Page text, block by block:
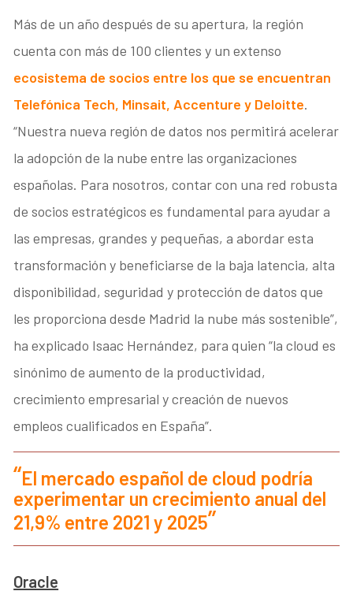
Más de un año después de su apertura, la región
cuenta con más de 100 clientes y un extenso
ecosistema de socios entre los que se encuentran
Telefónica Tech, Minsait, Accenture y Deloitte.
“Nuestra nueva región de datos nos permitirá acelerar
la adopción de la nube entre las organizaciones
españolas. Para nosotros, contar con una red robusta
de socios estratégicos es fundamental para ayudar a
las empresas, grandes y pequeñas, a abordar esta
transformación y beneficiarse de la baja latencia, alta
disponibilidad, seguridad y protección de datos que
les proporciona desde Madrid la nube más sostenible”,
ha explicado Isaac Hernández, para quien “la cloud es
sinónimo de aumento de la productividad,
crecimiento empresarial y creación de nuevos
empleos cualificados en España”.
El mercado español de cloud podría
experimentar un crecimiento anual del
21,9% entre 2021 y 2025
Oracle